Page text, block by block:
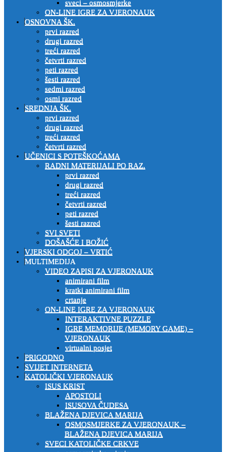
sveci – osmosmjerke
ON-LINE IGRE ZA VJERONAUK
OSNOVNA ŠK.
prvi razred
drugi razred
treći razred
četvrti razred
peti razred
šesti razred
sedmi razred
osmi razred
SREDNJA ŠK.
prvi razred
drugi razred
treći razred
četvrti razred
UČENICI S POTEŠKOĆAMA
RADNI MATERIJALI PO RAZ.
prvi razred
drugi razred
treći razred
četvrti razred
peti razred
šesti razred
SVI SVETI
DOŠAŠĆE I BOŽIĆ
VJERSKI ODGOJ – VRTIĆ
MULTIMEDIJA
VIDEO ZAPISI ZA VJERONAUK
animirani film
kratki animirani film
crtanje
ON-LINE IGRE ZA VJERONAUK
INTERAKTIVNE PUZZLE
IGRE MEMORIJE (MEMORY GAME) –
VJERONAUK
virtualni posjet
PRIGODNO
SVIJET INTERNETA
KATOLIČKI VJERONAUK
ISUS KRIST
APOSTOLI
ISUSOVA ČUDESA
BLAŽENA DJEVICA MARIJA
OSMOSMJERKE ZA VJERONAUK –
BLAŽENA DJEVICA MARIJA
SVECI KATOLIČKE CRKVE